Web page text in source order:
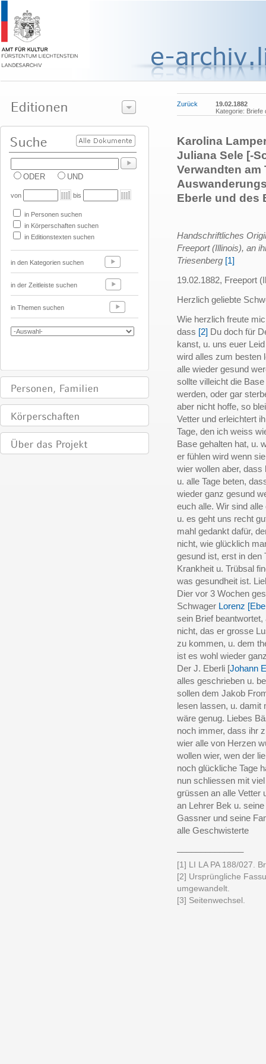
ODER UND
von bis
in Personen suchen
in Körperschaften suchen
in Editionstexten suchen
in den Kategorien suchen
in der Zeitleiste suchen
in Themen suchen
Zurück
19.02.1882
Kategorie: Briefe
Karolina
Juliana Sele [-
Verwandten
Eberle und des
Handschriftliches
Freeport (Illinois), an
Triesenberg [1]
19.02.1882, Freeport
Herzlich geliebte
Wie herzlich freute
dass [2] Du doch für
kanst, u. uns euer
wird alles zum besten
alle wieder gesund
sollte villeicht die
werden, oder gar
aber nicht hoffe, so
Vetter und erleichtert
Tage, den ich weiss
Base gehalten hat, u.
er fühlen wird wenn
wier wollen aber, dass
u. alle Tage beten,
wieder ganz gesund
euch alle. Wir sind
u. es geht uns recht
mahl gedankt dafür,
nicht, wie glücklich
gesund ist, erst in den
Krankheit u. Trübsal
was gesundheit ist.
Dier vor 3 Wochen
Schwager Lorenz
sein Brief beantwortet,
nicht, das er grosse
zu kommen, u. dem
ist es wohl wieder
Der J. Eberli [Johann
alles geschrieben u.
sollen dem Jakob
lesen lassen, u. damit
wäre genug. Liebes
noch immer, dass ihr
wier alle von Herzen
wollen wier, wen der
noch glückliche Tage
nun schliessen mit
grüssen an alle Vetter
an Lehrer Bek u.
Gassner und seine
alle Geschwisterte
[1] LI LA PA 188/027.
[2] Ursprüngliche
umgewandelt.
[3] Seitenwechsel.